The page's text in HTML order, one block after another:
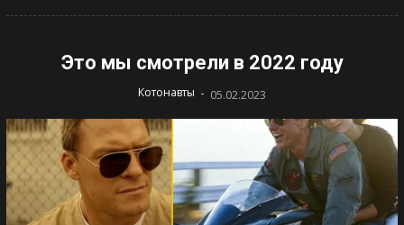
Это мы смотрели в 2022 году
Котонавты - 05.02.2023